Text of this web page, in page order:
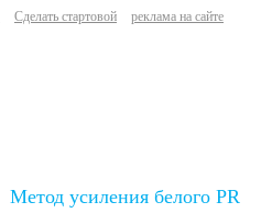
Сделать стартовой реклама на сайте
Метод усиления белого PR